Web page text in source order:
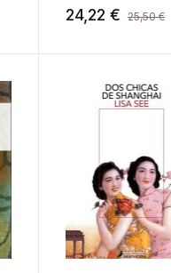
24,22 € 25,50€